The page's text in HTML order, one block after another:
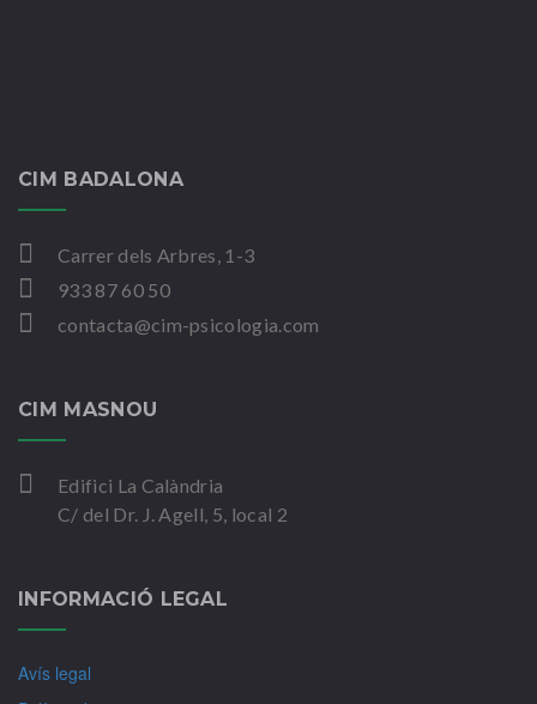
CIM BADALONA
Carrer dels Arbres, 1-3
933 87 60 50
contacta@cim-psicologia.com
CIM MASNOU
Edifici La Calàndria
C/ del Dr. J. Agell, 5, local 2
INFORMACIÓ LEGAL
Avís legal